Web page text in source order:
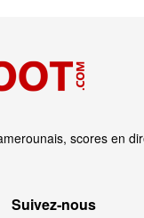
scores en
Suivez‑nous